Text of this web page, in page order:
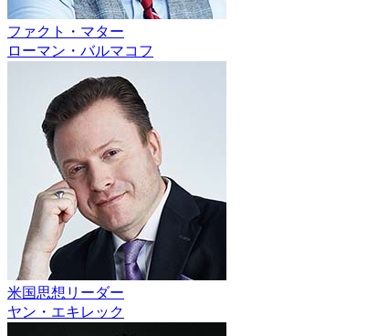
ファクト・マター
ローマン・バルマコフ
米国思想リーダー
ヤン・エキレック